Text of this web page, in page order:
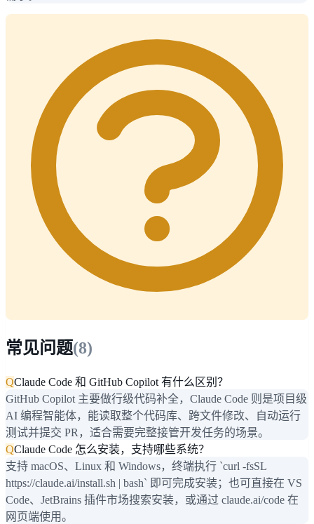
常见问题(8)
QClaude Code 和 GitHub Copilot 有什么区别？
GitHub Copilot 主要做行级代码补全，Claude Code 则是项目级
AI 编程智能体，能读取整个代码库、跨文件修改、自动运行
测试并提交 PR，适合需要完整接管开发任务的场景。
QClaude Code 怎么安装，支持哪些系统？
支持 macOS、Linux 和 Windows，终端执行 `curl -fsSL
https://claude.ai/install.sh | bash` 即可完成安装；也可直接在 VS
Code、JetBrains 插件市场搜索安装，或通过 claude.ai/code 在
网页端使用。